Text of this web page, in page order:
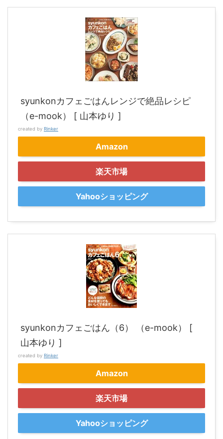
syunkonカフェごはんレンジで絶品レシピ
（e-mook） [ 山本ゆり ]
created by Rinker
Amazon
楽天市場
Yahooショッピング
syunkonカフェごはん（6） （e-mook） [
山本ゆり ]
created by Rinker
Amazon
楽天市場
Yahooショッピング